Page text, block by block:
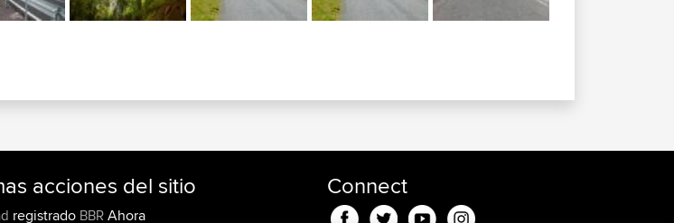
acciones del sitio
registrado BBRAhora
Connect